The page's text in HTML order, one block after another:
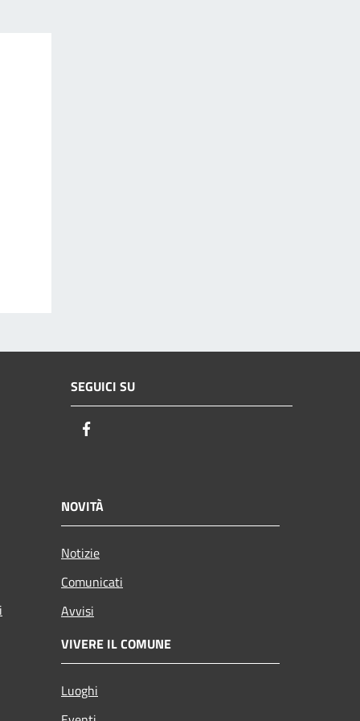
SEGUICI SU
NOVITÀ
Notizie
Comunicati
Avvisi
VIVERE IL COMUNE
Luoghi